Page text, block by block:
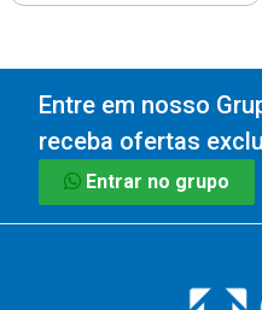
Entre em nosso
receba ofertas
Entrar no grupo